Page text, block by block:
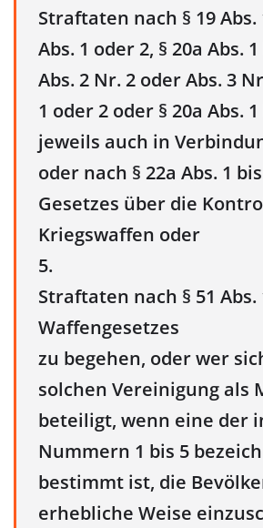
Straftaten nach § 19 Abs.
Abs. 1 oder 2, § 20a Abs.
Abs. 2 Nr. 2 oder Abs. 3
1 oder 2 oder § 20a Abs. 1
jeweils auch in
oder nach § 22a Abs. 1
Gesetzes über die
Kriegswaffen oder
5.
Straftaten nach § 51 Abs.
Waffengesetzes
zu begehen, oder wer
solchen Vereinigung als
beteiligt, wenn eine der
Nummern 1 bis 5
bestimmt ist, die
erhebliche Weise